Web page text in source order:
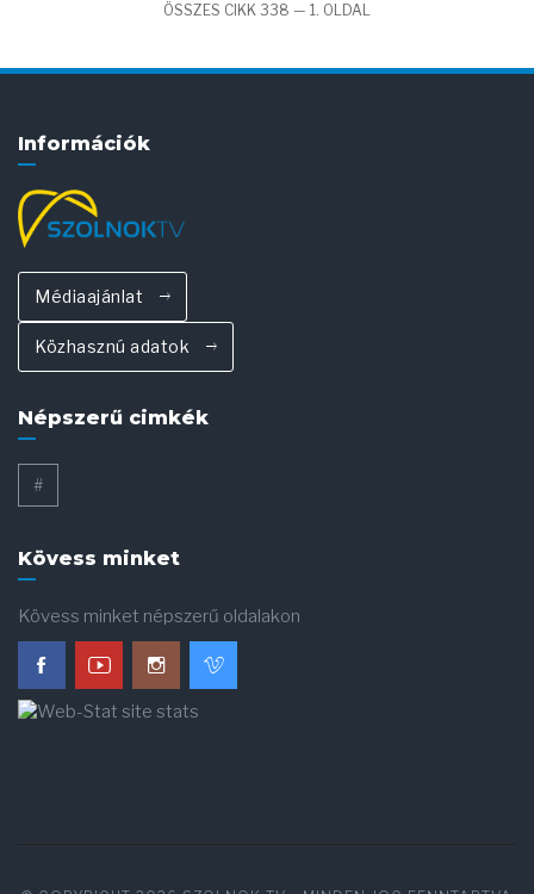
ÖSSZES CIKK 338 — 1. OLDAL
Információk
Médiaajánlat
Közhasznú adatok
Népszerű cimkék
#
Kövess minket
Kövess minket népszerű oldalakon